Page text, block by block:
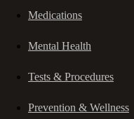
Medications
Mental Health
Tests & Procedures
Prevention & Wellness